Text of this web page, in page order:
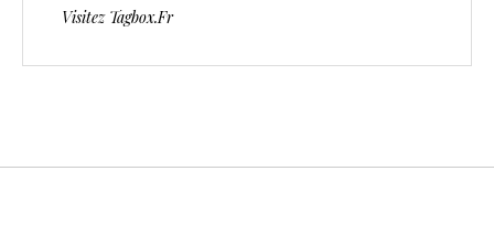
Visitez Tagbox.fr